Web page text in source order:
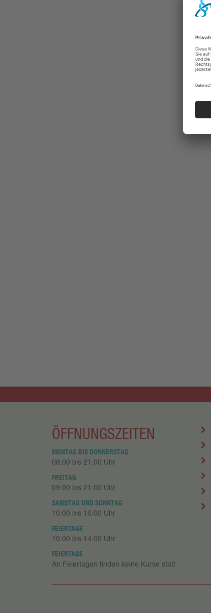
ÖFFNUNGSZEITEN
MONTAG BIS DONNERSTAG
08:00 bis 21:00 Uhr
FREITAG
09:00 bis 21:00 Uhr
SAMSTAG UND SONNTAG
10:00 bis 16:00 Uhr
FEIERTAGE
10:00 bis 14:00 Uhr
FEIERTAGE
An Feiertagen finden keine Kurse statt.